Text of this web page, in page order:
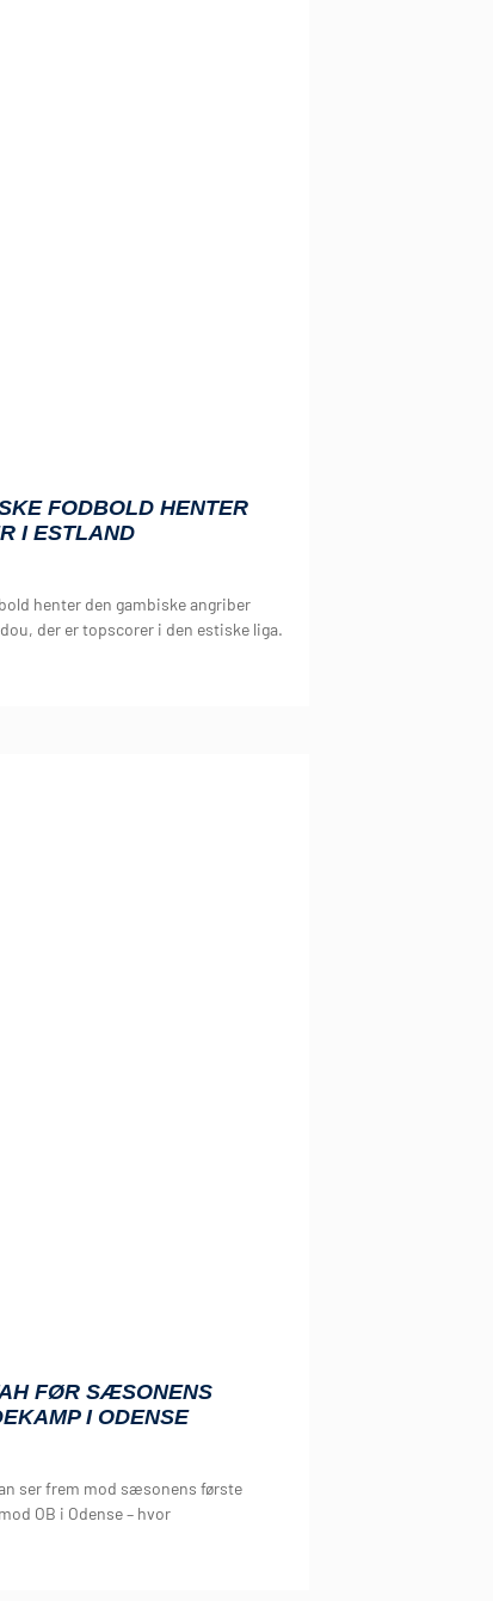
FODBOLD HENTER
I ESTLAND
henter den gambiske angriber
der er topscorer i den estiske liga.
FØR SÆSONENS
I ODENSE
ser frem mod sæsonens første
OB i Odense – hvor